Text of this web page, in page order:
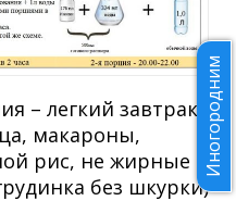
– легкий завтрак
макароны,
рис, не жирные
без шкурки)
Иногородним